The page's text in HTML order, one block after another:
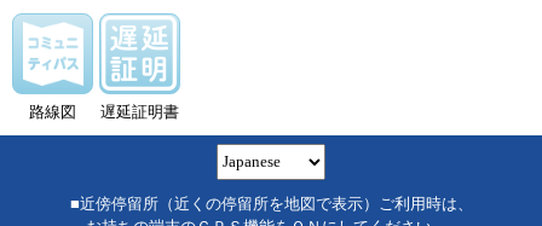
路線図 遅延証明書
■近傍停留所（近くの停留所を地図で表示）ご利用時は、